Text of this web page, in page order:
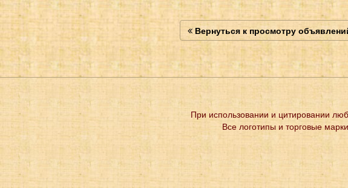
Вернуться к просмотру
При использовании и цитировании
Все логотипы и торговые